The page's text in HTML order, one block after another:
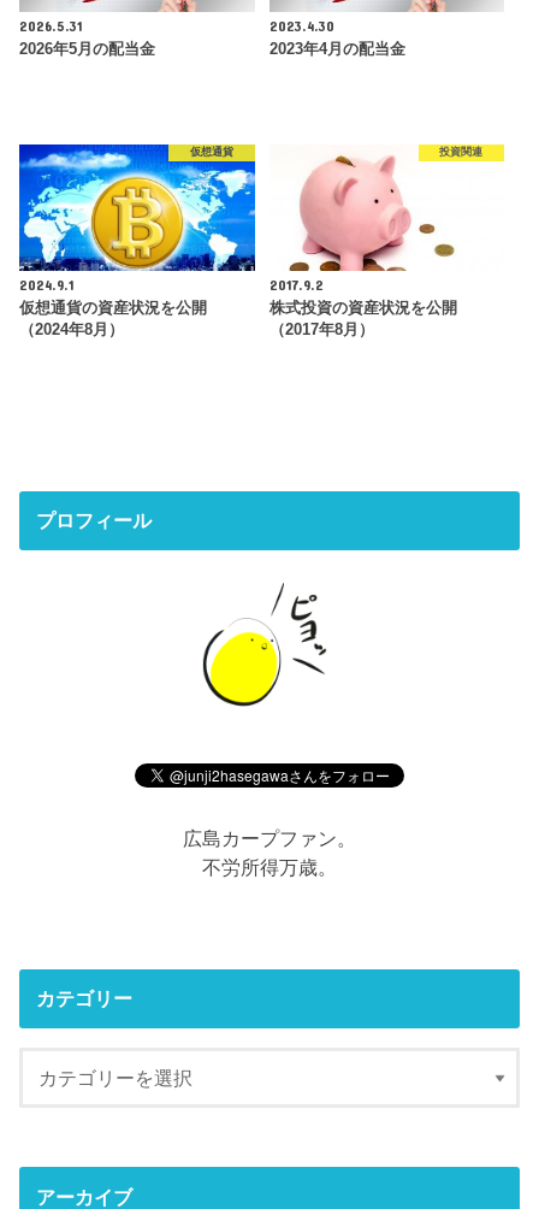
2026.5.31
2026年5月の配当金
2023.4.30
2023年4月の配当金
仮想通貨
2024.9.1
仮想通貨の資産状況を公開
（2024年8月）
投資関連
2017.9.2
株式投資の資産状況を公開
（2017年8月）
プロフィール
広島カープファン。
不労所得万歳。
カテゴリー
アーカイブ